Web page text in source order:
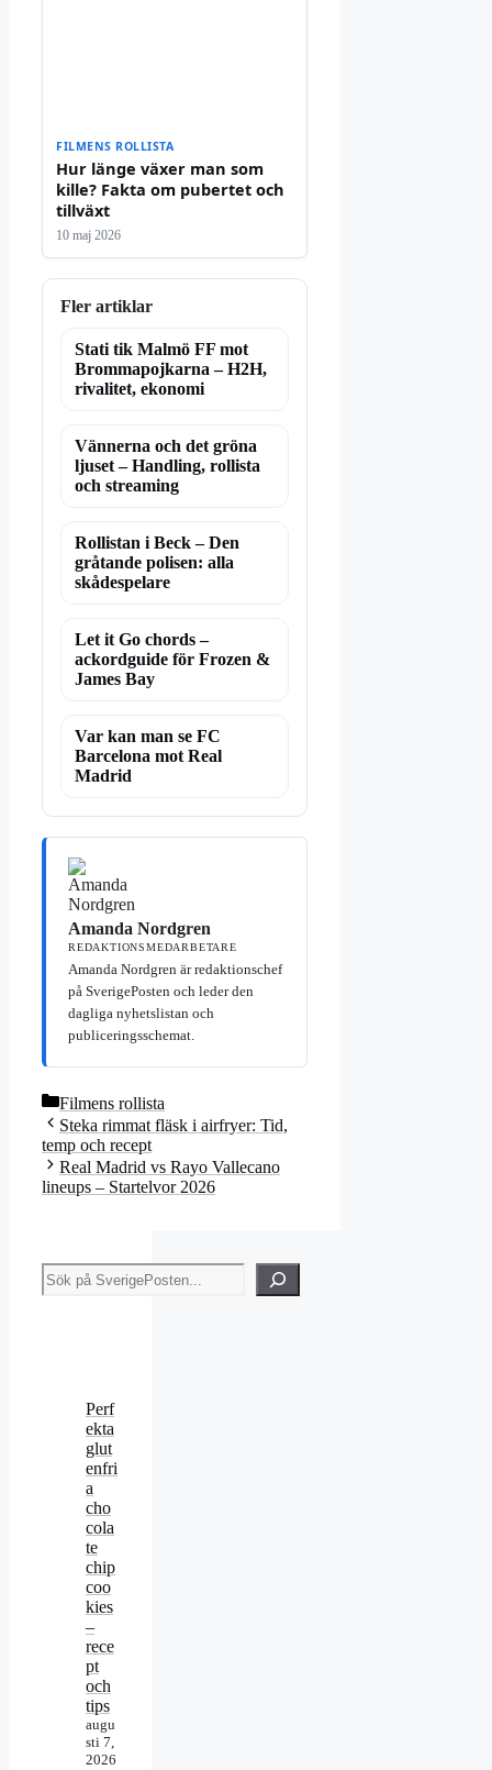
FILMENS ROLLISTA
Hur länge växer man som
kille? Fakta om pubertet och
tillväxt
10 maj 2026
Fler artiklar
Stati tik Malmö FF mot
Brommapojkarna – H2H,
rivalitet, ekonomi
Vännerna och det gröna
ljuset – Handling, rollista
och streaming
Rollistan i Beck – Den
gråtande polisen: alla
skådespelare
Let it Go chords –
ackordguide för Frozen &
James Bay
Var kan man se FC
Barcelona mot Real
Madrid
Amanda Nordgren
REDAKTIONSMEDARBETARE
Amanda Nordgren är redaktionschef
på SverigePosten och leder den
dagliga nyhetslistan och
publiceringsschemat.
Kategorier
Filmens rollista
Steka rimmat fläsk i airfryer: Tid,
temp och recept
Real Madrid vs Rayo Vallecano
lineups – Startelvor 2026
Sök
Perf
ekta
glut
enfri
a
cho
cola
te
chip
coo
kies
–
rece
pt
och
tips
augu
sti 7,
2026